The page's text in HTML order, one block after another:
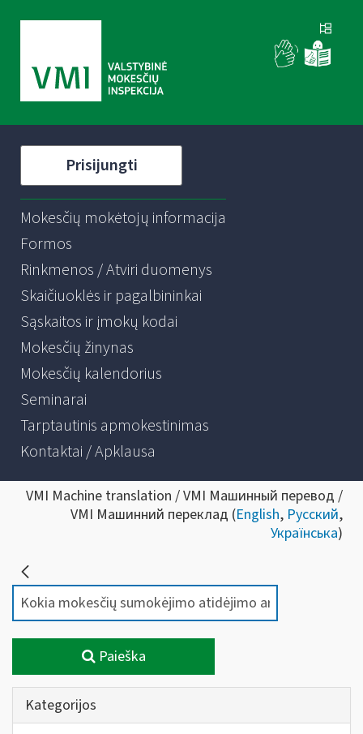
Prisijungti
Mokesčių mokėtojų informacija
Formos
Rinkmenos / Atviri duomenys
Skaičiuoklės ir pagalbininkai
Sąskaitos ir įmokų kodai
Mokesčių žinynas
Mokesčių kalendorius
Seminarai
Tarptautinis apmokestinimas
Kontaktai / Apklausa
VMI Machine translation / VMI Машинный перевод /
VMI Машинний переклад (English, Русский,
Українська)
Paieška
Kategorijos